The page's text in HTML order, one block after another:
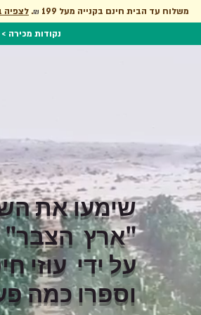
. משלוח עד הבית חינם בקנייה מעל 199 ₪
. לצפיה
נקודות מכירה
שימעו את
"ארץ הצבר"
על ידי עוזי
וספרו כמה